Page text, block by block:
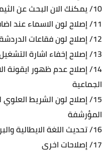
10/ يمكنك الان البحث عن الثيمات من خلال اسم الثيم
11/ إصلاح لون الاسماء عند اضافة عضو جديد لاي مجموعة
12/ إصلاح لون فقاعات الدردشة
13/ إصلاح إخفاء اشارة التشغيل
14/ إصلاح عدم ظهور ايقونة
الجماعية
15/ إصلاح لون الشريط
المؤرشفة
16/ تحديث اللغة الايطالية والبرازيلية
17/ إصلاحات اخرى